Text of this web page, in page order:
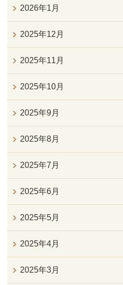
2026年1月
2025年12月
2025年11月
2025年10月
2025年9月
2025年8月
2025年7月
2025年6月
2025年5月
2025年4月
2025年3月